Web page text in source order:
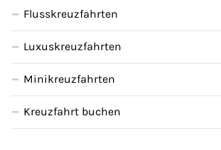
Flusskreuzfahrten
Luxuskreuzfahrten
Minikreuzfahrten
Kreuzfahrt buchen